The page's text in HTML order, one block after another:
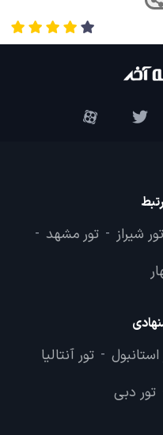
تور شیراز - تور مشهد -
استانبول - تور آنتالیا
تور دبی